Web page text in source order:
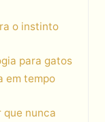
o instinto
para gatos
em tempo
que nunca